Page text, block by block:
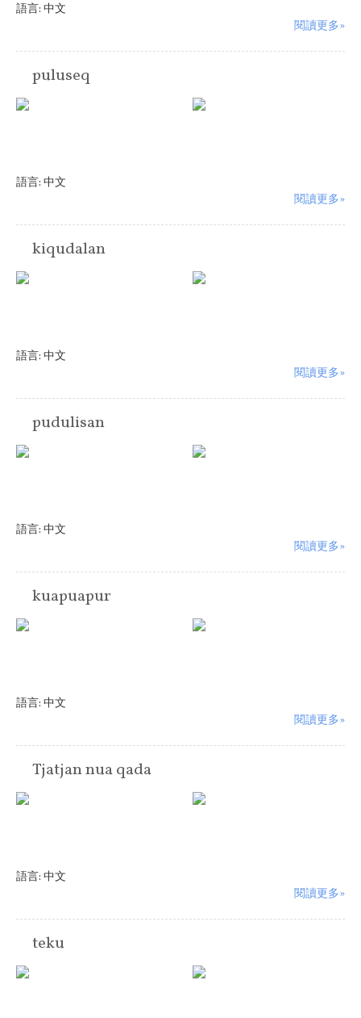
語言: 中文
閱讀更多»
puluseq
語言: 中文
閱讀更多»
kiqudalan
語言: 中文
閱讀更多»
pudulisan
語言: 中文
閱讀更多»
kuapuapur
語言: 中文
閱讀更多»
Tjatjan nua qada
語言: 中文
閱讀更多»
teku